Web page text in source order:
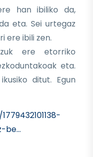
han ibiliko da,
eta. Sei urtegaz
ere ibili zen.
ere etorriko
eta.
ditut. Egun
be…